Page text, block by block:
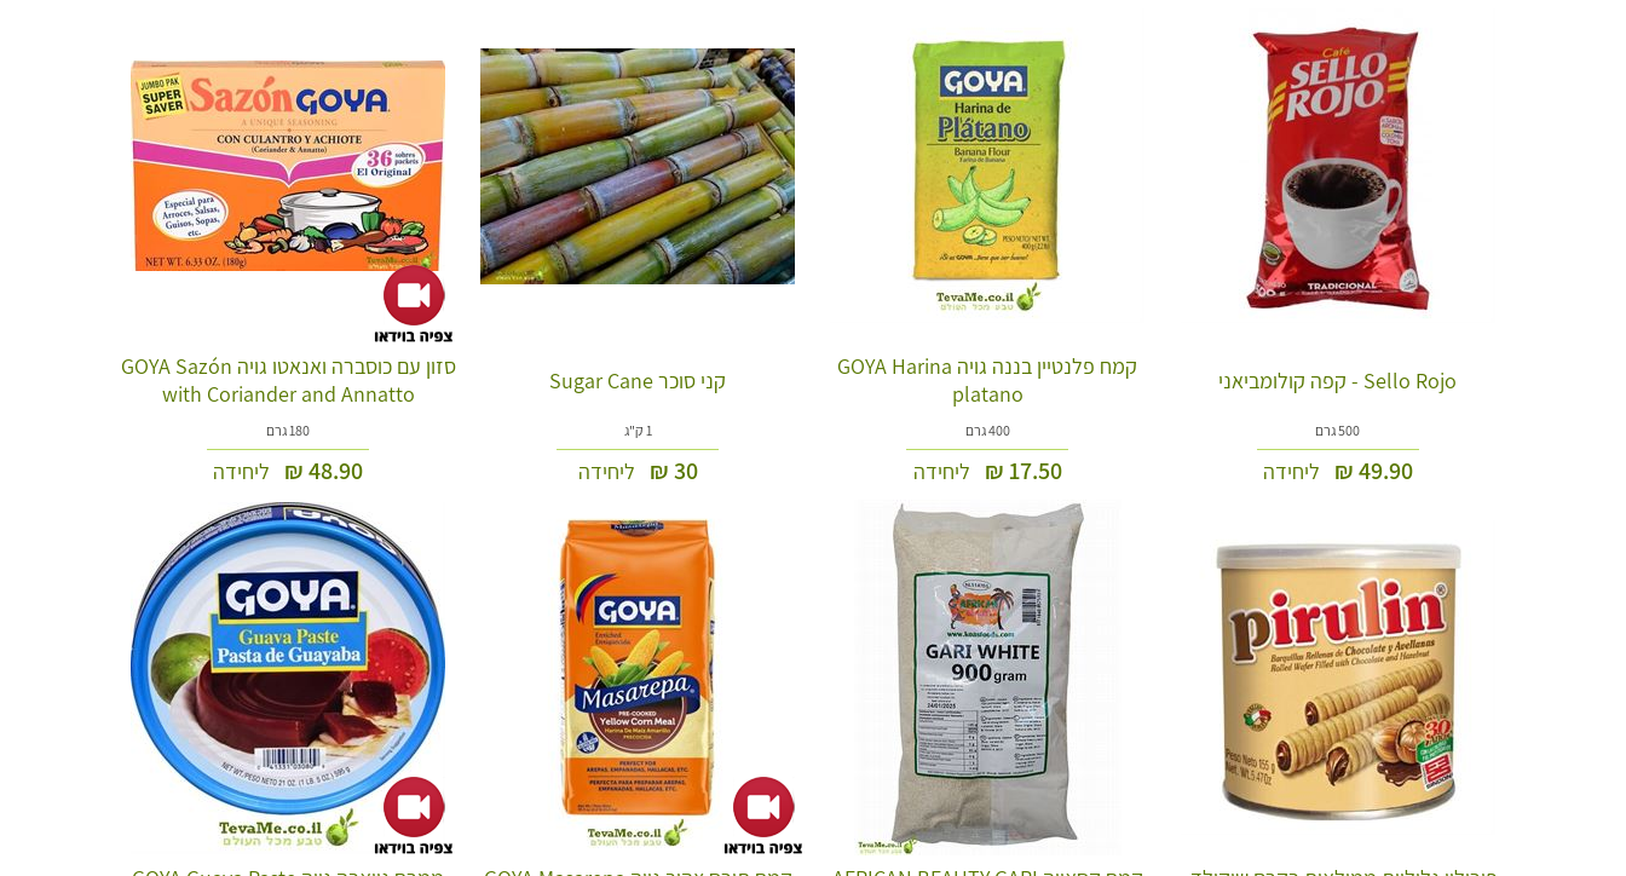
Sello Rojo - קפה קולומביאני
500 גרם
49.90
₪ ליחידה
קמח פלנטיין בננה גויה GOYA Harina
platano
400 גרם
17.50
₪ ליחידה
קני סוכר Sugar Cane
1 ק"ג
30
₪ ליחידה
סזון עם כוסברה ואנאטו גויה GOYA Sazón
with Coriander and Annatto
180 גרם
48.90
₪ ליחידה